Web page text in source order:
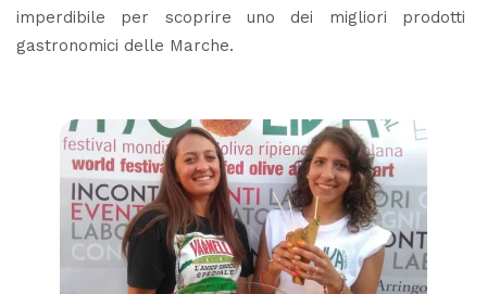
imperdibile per scoprire uno dei migliori prodotti
gastronomici delle Marche.